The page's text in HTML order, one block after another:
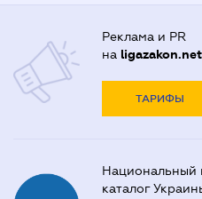
Реклама и PR
на ligazakon.net
ТАРИФЫ
Национальный
каталог